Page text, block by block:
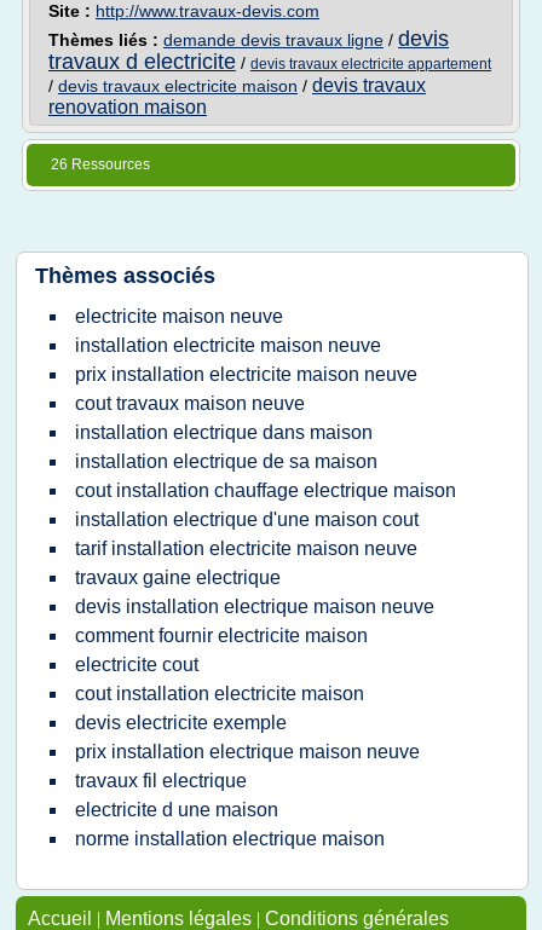
Site : http://www.travaux-devis.com
Thèmes liés : demande devis travaux ligne / devis
travaux d electricite / devis travaux electricite appartement
/ devis travaux electricite maison / devis travaux
renovation maison
26 Ressources
Thèmes associés
electricite maison neuve
installation electricite maison neuve
prix installation electricite maison neuve
cout travaux maison neuve
installation electrique dans maison
installation electrique de sa maison
cout installation chauffage electrique maison
installation electrique d'une maison cout
tarif installation electricite maison neuve
travaux gaine electrique
devis installation electrique maison neuve
comment fournir electricite maison
electricite cout
cout installation electricite maison
devis electricite exemple
prix installation electrique maison neuve
travaux fil electrique
electricite d une maison
norme installation electrique maison
Accueil | Mentions légales | Conditions générales